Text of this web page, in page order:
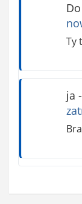
Ty
ja -